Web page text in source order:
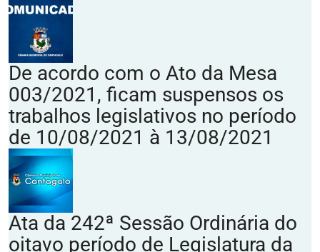
De acordo com o Ato da Mesa
003/2021, ficam suspensos os
trabalhos legislativos no período
de 10/08/2021 à 13/08/2021
Ata da 242ª Sessão Ordinária do
oitavo período de Legislatura da